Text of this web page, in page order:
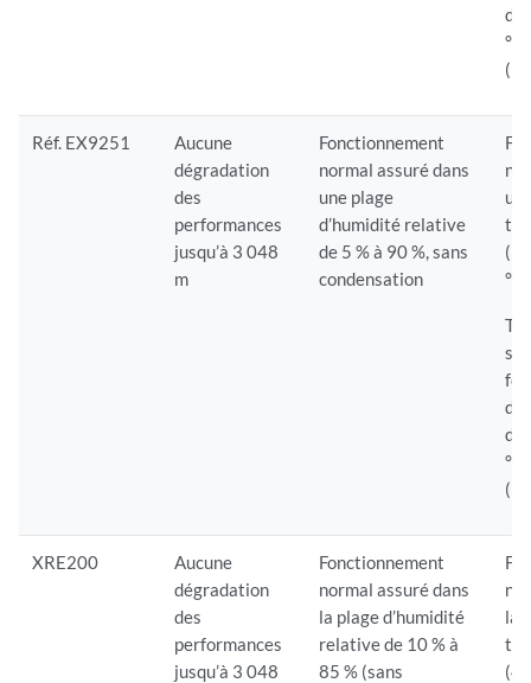
°C
Réf. EX9251
Aucune
dégradation
des
performances
jusqu’à 3 048
m
Fonctionnement
normal assuré dans
une plage
d’humidité relative
de 5 % à 90 %, sans
condensation
°F)
°F
XRE200
Aucune
dégradation
des
performances
jusqu’à 3 048
Fonctionnement
normal assuré dans
la plage d’humidité
relative de 10 % à
85 % (sans
la